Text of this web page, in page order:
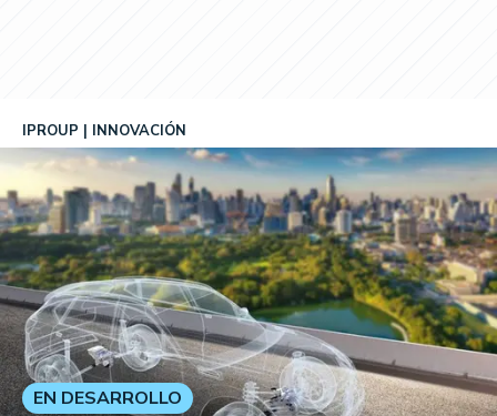
IPROUP INNOVACIÓN
EN DESARROLLO